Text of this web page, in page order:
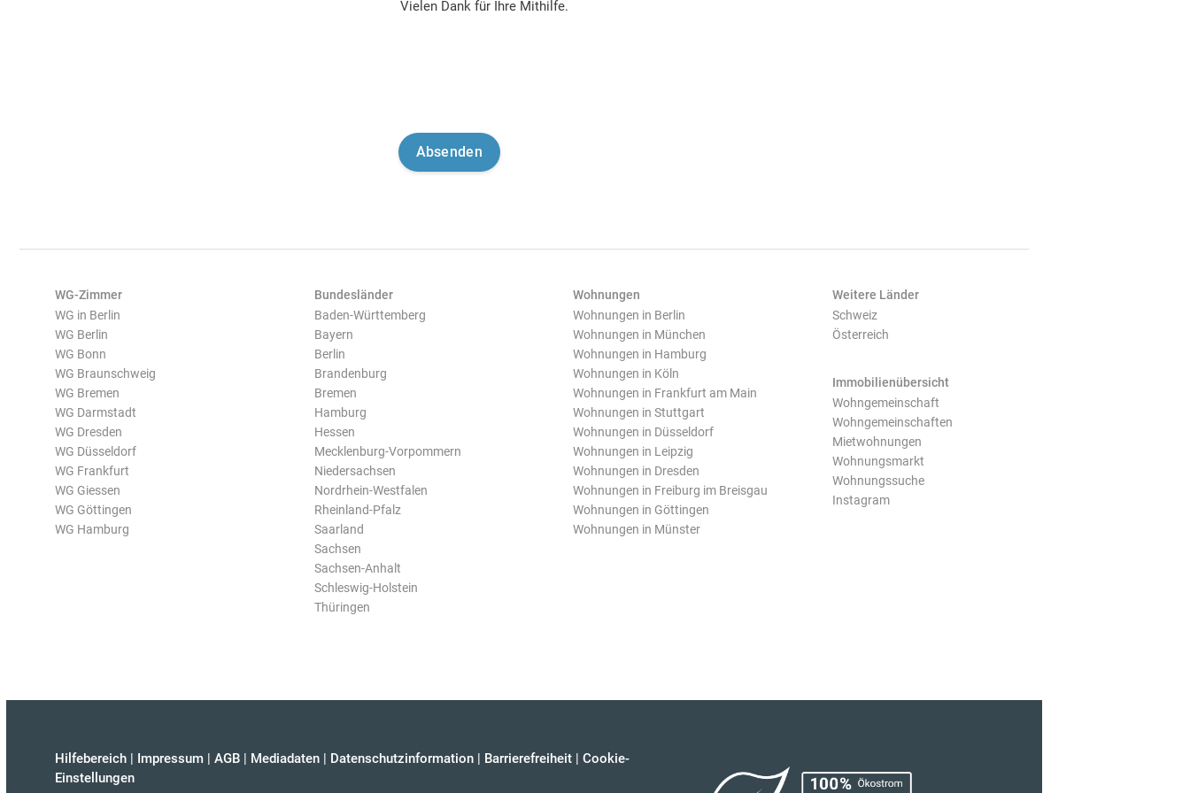
Vielen Dank für Ihre Mithilfe.
WG-Zimmer
WG in Berlin
WG Berlin
WG Bonn
WG Braunschweig
WG Bremen
WG Darmstadt
WG Dresden
WG Düsseldorf
WG Frankfurt
WG Giessen
WG Göttingen
WG Hamburg
Bundesländer
Baden-Württemberg
Bayern
Berlin
Brandenburg
Bremen
Hamburg
Hessen
Mecklenburg-Vorpommern
Niedersachsen
Nordrhein-Westfalen
Rheinland-Pfalz
Saarland
Sachsen
Sachsen-Anhalt
Schleswig-Holstein
Thüringen
Wohnungen
Wohnungen in Berlin
Wohnungen in München
Wohnungen in Hamburg
Wohnungen in Köln
Wohnungen in Frankfurt am Main
Wohnungen in Stuttgart
Wohnungen in Düsseldorf
Wohnungen in Leipzig
Wohnungen in Dresden
Wohnungen in Freiburg im Breisgau
Wohnungen in Göttingen
Wohnungen in Münster
Weitere Länder
Schweiz
Österreich
Immobilienübersicht
Wohngemeinschaft
Wohngemeinschaften
Mietwohnungen
Wohnungsmarkt
Wohnungssuche
Instagram
Hilfebereich | Impressum | AGB | Mediadaten | Datenschutzinformation | Barrierefreiheit | Cookie-
Einstellungen